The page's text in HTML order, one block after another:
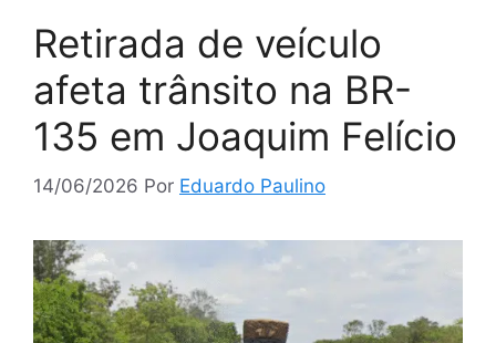
Retirada de veículo
afeta trânsito na BR-
135 em Joaquim Felício
14/06/2026 Por Eduardo Paulino